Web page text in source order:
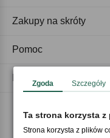
Zakupy na skróty
Pomoc
Zgoda Szczegóły
Ta strona korzysta
Strona korzysta z plików